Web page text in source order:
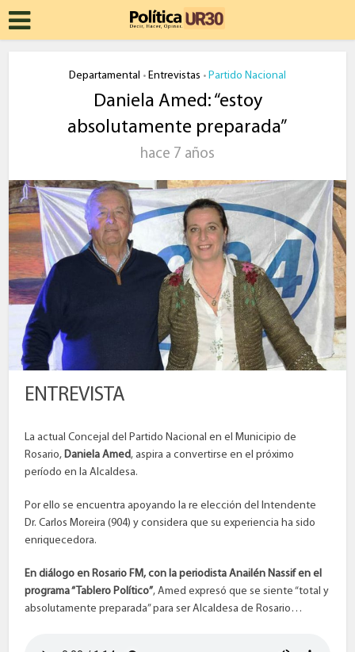
Departamental • Entrevistas • Partido Nacional
Daniela Amed: “estoy
absolutamente preparada”
hace 7 años
ENTREVISTA
La actual Concejal del Partido Nacional en el Municipio de
Rosario, Daniela Amed, aspira a convertirse en el próximo
período en la Alcaldesa.
Por ello se encuentra apoyando la re elección del Intendente
Dr. Carlos Moreira (904) y considera que su experiencia ha sido
enriquecedora.
En diálogo en Rosario FM, con la periodista Anailén Nassif en el
programa “Tablero Político”, Amed expresó que se siente “total y
absolutamente preparada” para ser Alcaldesa de Rosario…